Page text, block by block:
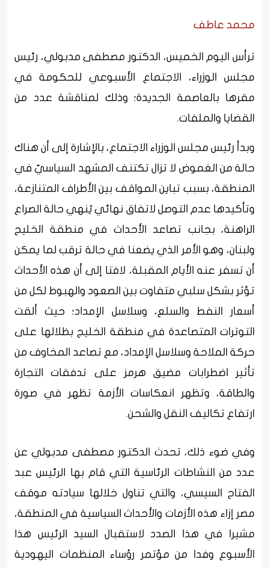
محمد عاطف
ترأس اليوم الخميس، الدكتور مصطفى مدبولي، رئيس
مجلس الوزراء، الاجتماع الأسبوعي للحكومة في
مقرها بالعاصمة الجديدة؛ وذلك لمناقشة عدد من
القضايا والملفات.
وبدأ رئيس مجلس الوزراء الاجتماع، بالإشارة إلى أن هناك
حالة من الغموض لا تزال تكتنف المشهد السياسيّ في
المنطقة، بسبب تباين المواقف بين الأطراف المتنازعة،
وتأكيدها عدم التوصل لاتفاق نهائي يُنهي حالة الصراع
الراهنة، بجانب تصاعد الأحداث في منطقة الخليج
ولبنان، وهو الأمر الذي يضعنا في حالة ترقب لما يمكن
أن تسفر عنه الأيام المقبلة، لافتا إلى أن هذه الأحداث
تؤثر بشكل سلبي متفاوت بين الصعود والهبوط لكل من
أسعار النفط والسلع، وسلاسل الإمداد؛ حيث ألقت
التوترات المتصاعدة في منطقة الخليج بظلالها على
حركة الملاحة وسلاسل الإمداد، مع تصاعد المخاوف من
تأثير اضطرابات مضيق هرمز على تدفقات التجارة
والطاقة، وتظهر انعكاسات الأزمة تظهر في صورة
ارتفاع تكاليف النقل والشحن.
وفي ضوء ذلك، تحدث الدكتور مصطفى مدبولي عن
عدد من النشاطات الرئاسية التي قام بها الرئيس عبد
الفتاح السيسي، والتي تناول خلالها سيادته موقف
مصر إزاء هذه الأزمات والأحداث السياسية في المنطقة،
مشيرا في هذا الصدد لاستقبال السيد الرئيس هذا
الأسبوع وفدا من مؤتمر رؤساء المنظمات اليهودية